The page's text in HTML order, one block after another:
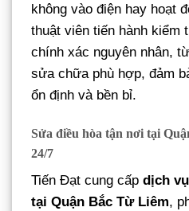
không vào điện hay hoạt
thuật viên tiến hành kiểm
chính xác nguyên nhân,
sửa chữa phù hợp, đảm
ổn định và bền bỉ.
Sửa điều hòa tận nơi tại
24/7
Tiến Đạt cung cấp dịch
tại Quận Bắc Từ Liêm,